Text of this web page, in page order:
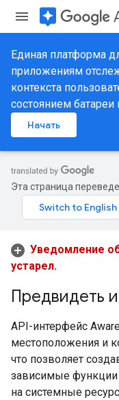
assistant
Единая платформа
приложениям
контекста
состоянием батареи
Начать
Эта страница
Уведомление
устарел.
Предвидеть
API-интерфейс
местоположения и
что позволяет
зависимые
на системные